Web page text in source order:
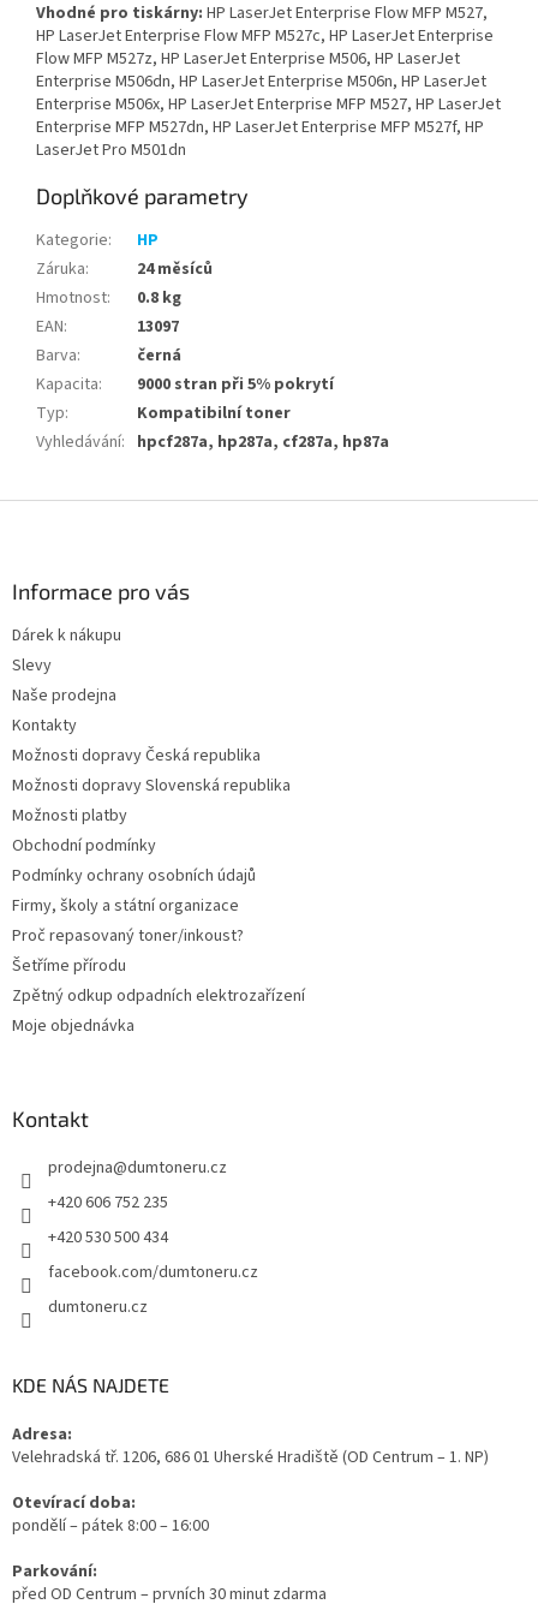
Vhodné pro tiskárny: HP LaserJet Enterprise Flow MFP M527,
HP LaserJet Enterprise Flow MFP M527c, HP LaserJet Enterprise
Flow MFP M527z, HP LaserJet Enterprise M506, HP LaserJet
Enterprise M506dn, HP LaserJet Enterprise M506n, HP LaserJet
Enterprise M506x, HP LaserJet Enterprise MFP M527, HP LaserJet
Enterprise MFP M527dn, HP LaserJet Enterprise MFP M527f, HP
LaserJet Pro M501dn
Doplňkové parametry
Kategorie:
HP
Záruka:
24 měsíců
Hmotnost:
0.8 kg
EAN:
13097
Barva:
černá
Kapacita:
9000 stran při 5% pokrytí
Typ:
Kompatibilní toner
Vyhledávání: hpcf287a, hp287a, cf287a, hp87a
Informace pro vás
Dárek k nákupu
Slevy
Naše prodejna
Kontakty
Možnosti dopravy Česká republika
Možnosti dopravy Slovenská republika
Možnosti platby
Obchodní podmínky
Podmínky ochrany osobních údajů
Firmy, školy a státní organizace
Proč repasovaný toner/inkoust?
Šetříme přírodu
Zpětný odkup odpadních elektrozařízení
Moje objednávka
Kontakt
prodejna@dumtoneru.cz
+420 606 752 235
+420 530 500 434
facebook.com/dumtoneru.cz
dumtoneru.cz
KDE NÁS NAJDETE
Adresa:
Velehradská tř. 1206, 686 01 Uherské Hradiště (OD Centrum – 1. NP)
Otevírací doba:
pondělí – pátek 8:00 – 16:00
Parkování:
před OD Centrum – prvních 30 minut zdarma